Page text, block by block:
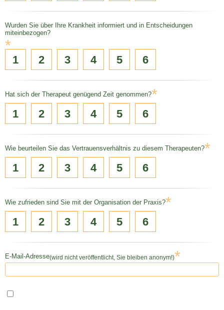
Wurden Sie über Ihre Krankheit informiert und in Entscheidungen
miteinbezogen?
*
1 2 3 4 5 6
Hat sich der Therapeut genügend Zeit genommen?*
1 2 3 4 5 6
Wie beurteilen Sie das Vertrauensverhältnis zu diesem Therapeuten?*
1 2 3 4 5 6
Wie zufrieden sind Sie mit der Organisation der Praxis?*
1 2 3 4 5 6
E-Mail-Adresse(wird nicht veröffentlicht, Sie bleiben anonym!)*